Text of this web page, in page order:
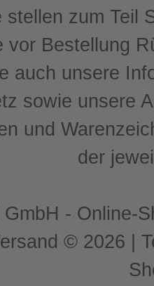
stellen zum Teil
vor Bestellung
auch unsere
sowie unsere
und
der
- Online-
© 2026 |